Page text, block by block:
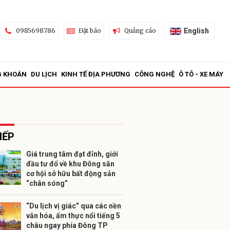
0985698786 Đặt báo Quảng cáo English
KHOÁN DU LỊCH KINH TẾ ĐỊA PHƯƠNG CÔNG NGHỆ Ô TÔ - XE MÁY
Giá trung tâm đạt đỉnh, giới
đầu tư đổ về khu Đông săn
cơ hội sở hữu bất động sản
“chân sóng”
“Du lịch vị giác” qua các nền
văn hóa, ẩm thực nổi tiếng 5
châu ngay phía Đông TP